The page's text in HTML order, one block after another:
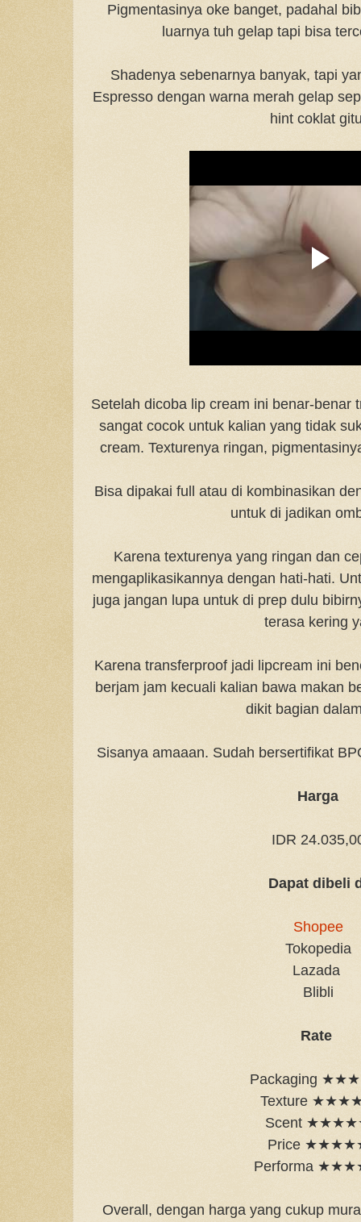
Pigmentasinya oke banget, padahal
luarnya tuh gelap tapi bisa
Shadenya sebenarnya banyak, tapi
Espresso dengan warna merah gelap
hint coklat
Setelah dicoba lip cream ini benar-benar
sangat cocok untuk kalian yang tidak
cream. Texturenya ringan,
Bisa dipakai full atau di kombinasikan
untuk di jadikan
Karena texturenya yang ringan dan
mengaplikasikannya dengan hati-hati.
juga jangan lupa untuk di prep dulu
terasa kering
Karena transferproof jadi lipcream ini
berjam jam kecuali kalian bawa makan
dikit bagian
Sisanya amaaan. Sudah bersertifikat
Harga
IDR
Dapat dibeli
Shopee
Tokopedia
Lazada
Blibli
Rate
Packaging
Texture
Scent
Price
Performa
Overall, dengan harga yang cukup